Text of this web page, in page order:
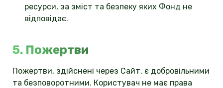
ресурси, за зміст та безпеку яких Фонд не
відповідає.
5. Пожертви
Пожертви, здійснені через Сайт, є добровільними
та безповоротними. Користувач не має права